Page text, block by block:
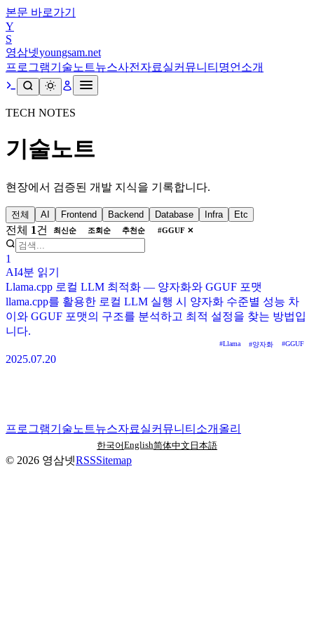
본문 바로가기
Y
S
영삼넷youngsam.net
프로그램기술노트뉴스사전 자료실커뮤니티 명언 소개
TECH NOTES
기술노트
현장에서 검증된 개발 지식을 기록합니다.
전체 AI Frontend Backend Database Infra Etc
전체 1건 최신순 조회순 추천순 #GGUF ✕
1
AI4분 읽기
Llama.cpp 로컬 LLM 최적화 — 양자화와 GGUF 포맷
llama.cpp를 활용한 로컬 LLM 실행 시 양자화 수준별 성능 차
이와 GGUF 포맷의 구조를 분석하고 최적 설정을 찾는 방법입
니다.
#Llama #양자화 #GGUF
2025.07.20
프로그램기술노트뉴스자료실커뮤니티 소개 올리
한국어English简体中文 日本語
© 2026 영삼넷RSSSitemap